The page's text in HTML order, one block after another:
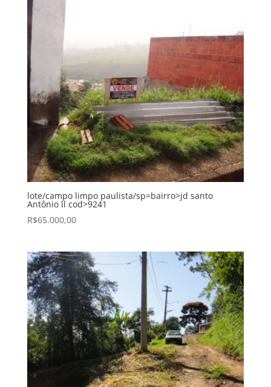
lote/campo limpo paulista/sp=bairro>jd santo
Antônio ll cod>9241
R$65.000,00